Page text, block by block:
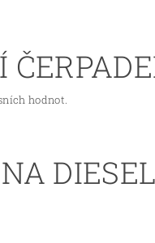
hodnot.